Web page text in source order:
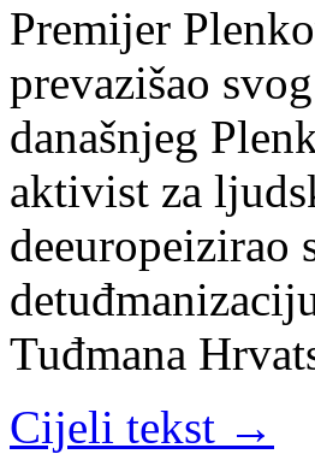
Premijer
prevazišao
današnjeg
aktivist za
deeuropeizirao
Tuđmana
Cijeli tekst →